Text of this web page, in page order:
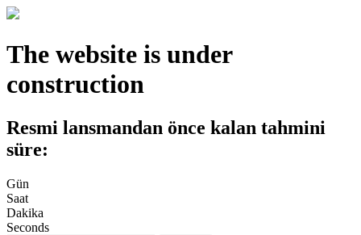
The website is under
construction
Resmi lansmandan önce kalan tahmini
süre:
Gün
Saat
Dakika
Seconds